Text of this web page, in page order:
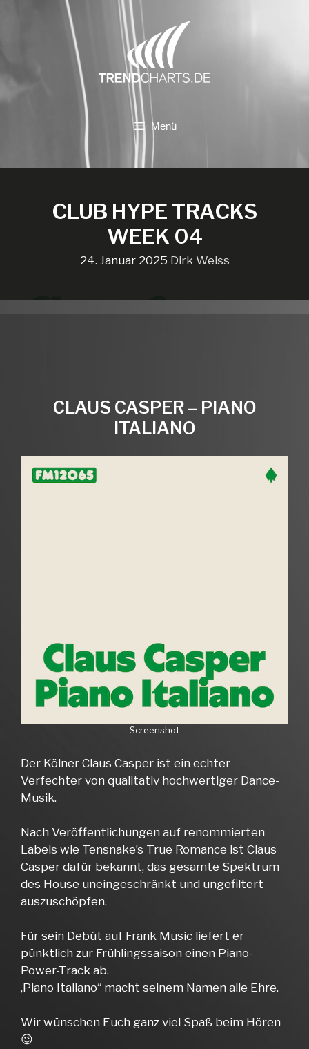
Menü
CLUB HYPE TRACKS
WEEK 04
24. Januar 2025 Dirk Weiss
CLAUS CASPER – PIANO
ITALIANO
Screenshot
Der Kölner Claus Casper ist ein echter
Verfechter von qualitativ hochwertiger Dance-
Musik.
Nach Veröffentlichungen auf renommierten
Labels wie Tensnake’s True Romance ist Claus
Casper dafür bekannt, das gesamte Spektrum
des House uneingeschränkt und ungefiltert
auszuschöpfen.
Für sein Debüt auf Frank Music liefert er
pünktlich zur Frühlingssaison einen Piano-
Power-Track ab.
‚Piano Italiano“ macht seinem Namen alle Ehre.
Wir wünschen Euch ganz viel Spaß beim Hören
😉